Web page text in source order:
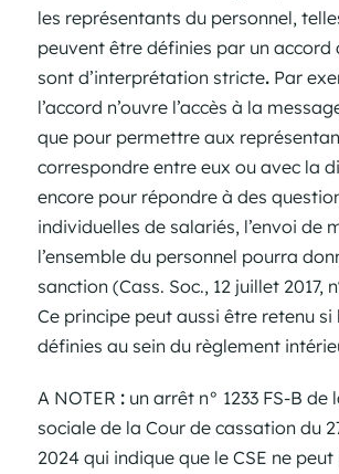
les représentants du personnel,
peuvent être définies par un accord
sont d’interprétation stricte.Par
l’accord n’ouvre l’accès à la
que pour permettre aux
correspondre entre eux ou avec la
encore pour répondre à des
individuelles de salariés, l’envoi de
l’ensemble du personnel pourra
sanction (Cass. Soc., 12 juillet 2017,
Ce principe peut aussi être retenu si
définies au sein du règlement
A NOTER :un arrêt n° 1233 FS-B de
sociale de la Cour de cassation du
2024 qui indique que le CSE ne